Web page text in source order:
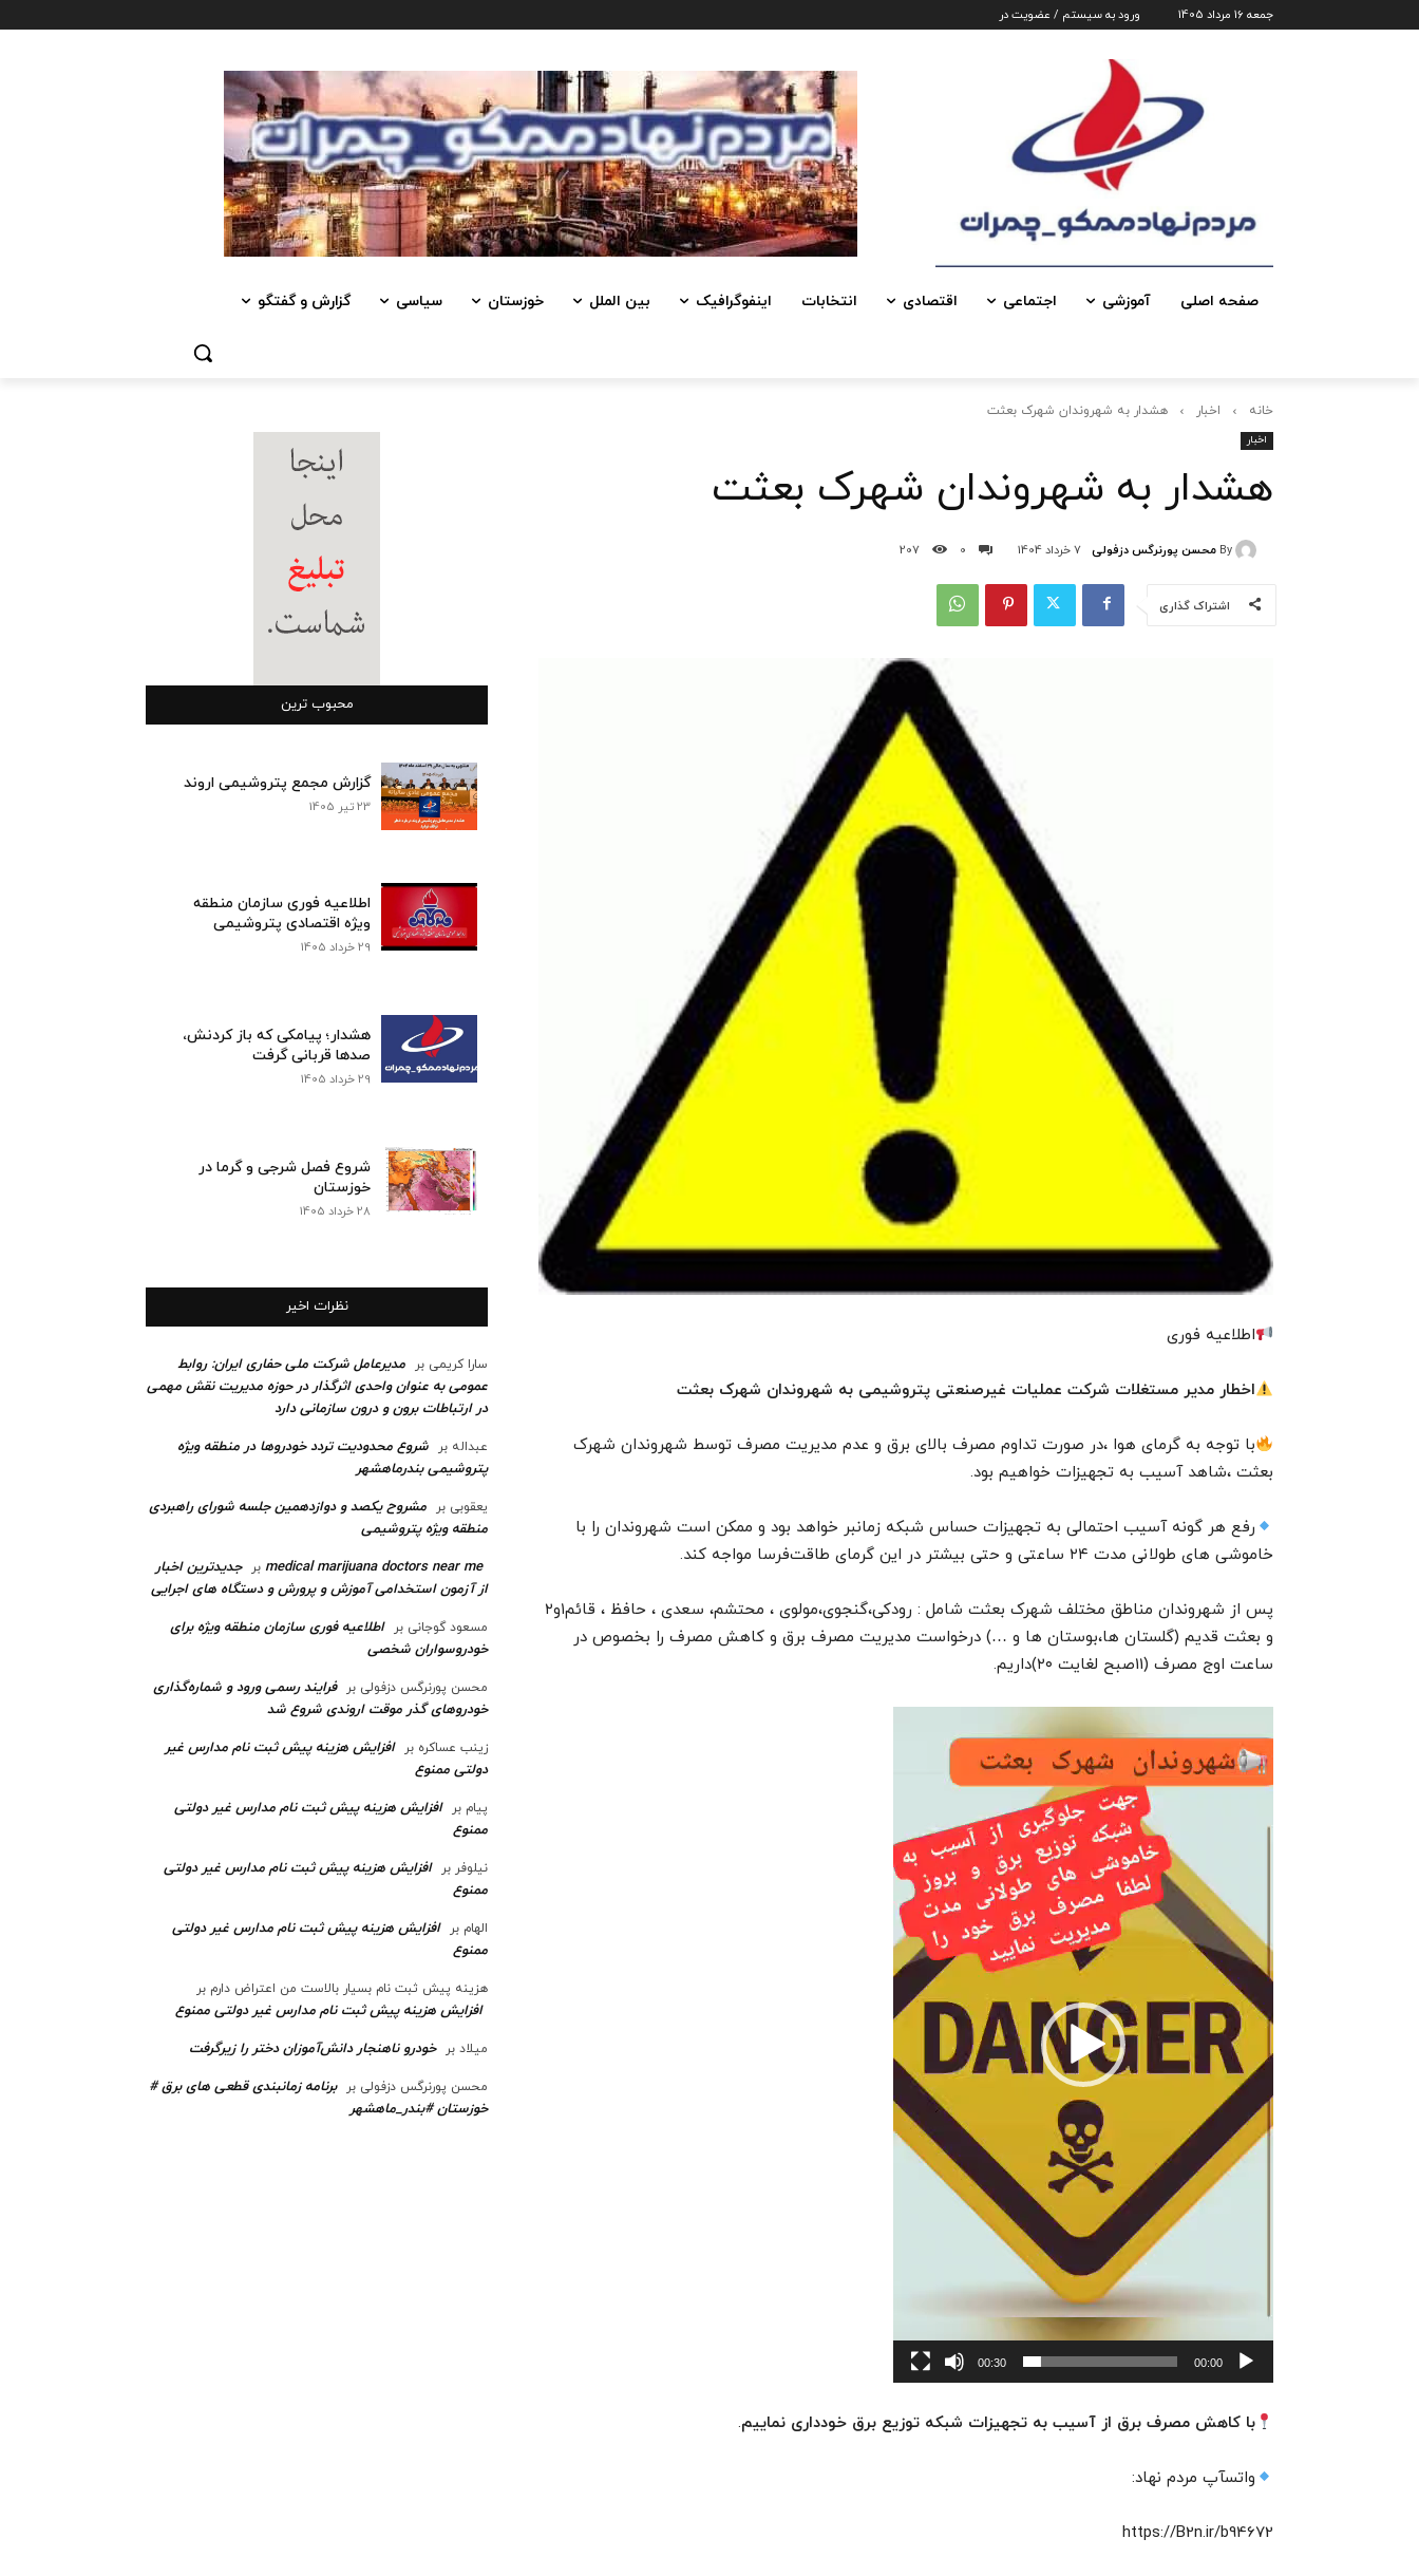
جمعه 16 مرداد 1405 ورود به سیستم / عضویت در
صفحه اصلی آموزشی اجتماعی اقتصادی انتخابات اینفوگرافیک بین الملل خوزستان سیاسی گزارش و گفتگو
خانه اخبار هشدار به شهروندان شهرک بعثت
اخبار
هشدار به شهروندان شهرک بعثت
By محسن پورنرگس دزفولی 7 خرداد 1404 0
207
اشتراک گذاری
اطلاعیه فوری
اخطار مدیر مستغلات شرکت عملیات غیرصنعتی پتروشیمی به شهروندان شهرک بعثت
با توجه به گرمای هوا ،در صورت تداوم مصرف بالای برق و عدم مدیریت مصرف توسط شهروندان شهرک
بعثت ،شاهد آسیب به تجهیزات خواهیم بود.
رفع هر گونه آسیب احتمالی به تجهیزات حساس شبکه زمانبر خواهد بود و ممکن است شهروندان را با
خاموشی های طولانی مدت ۲۴ ساعتی و حتی بیشتر در این گرمای طاقت‌فرسا مواجه کند.
پس از شهروندان مناطق مختلف شهرک بعثت شامل : رودکی،گنجوی،مولوی ، محتشم، سعدی ، حافظ ، قائم۱و۲
و بعثت قدیم (گلستان ها،بوستان ها و …) درخواست مدیریت مصرف برق و کاهش مصرف را بخصوص در
ساعت اوج مصرف (11صبح لغایت ۲۰)داریم.
م
ش
ی
د
و
00:00
00:30
با کاهش مصرف برق از آسیب به تجهیزات شبکه توزیع برق خودداری نماییم.
واتسآپ مردم نهاد:
https://B2n.ir/b94672
محبوب ترین
گزارش مجمع پتروشیمی اروند
23 تیر 1405
اطلاعیه فوری سازمان منطقه
ویژه اقتصادی پتروشیمی
29 خرداد 1405
هشدار؛ پیامکی که باز کردنش،
صدها قربانی گرفت
29 خرداد 1405
شروع فصل شرجی و گرما در
خوزستان
28 خرداد 1405
نظرات اخیر
سارا کریمی بر
مدیرعامل شرکت ملی حفاری ایران: روابط
عمومی به عنوان واحدی اثرگذار در حوزه مدیریت نقش مهمی
در ارتباطات برون و درون سازمانی دارد
عبداله بر
شروع محدودیت تردد خودروها در منطقه ویژه
پتروشیمی بندرماهشهر
یعقوبی بر
مشروح یکصد و دوازدهمین جلسه شورای راهبردی
منطقه ویژه پتروشیمی‌
medical marijuana doctors near me بر
جدیدترین اخبار
از آزمون استخدامی آموزش و پرورش و دستگاه های اجرایی
مسعود گوجانی بر
اطلاعیه فوری سازمان منطقه ویژه برای
خودروسواران شخصی
محسن پورنرگس دزفولی بر
فرایند رسمی ورود و شماره‌گذاری
خودرو‌های گذر موقت اروندی شروع شد
زینب عساکره بر
افزایش هزینه پیش ثبت نام مدارس غیر
دولتی ممنوع
پیام بر
افزایش هزینه پیش ثبت نام مدارس غیر دولتی
ممنوع
نیلوفر بر
افزایش هزینه پیش ثبت نام مدارس غیر دولتی
ممنوع
الهام بر
افزایش هزینه پیش ثبت نام مدارس غیر دولتی
ممنوع
هزینه پیش ثبت نام بسیار بالاست من اعتراض دارم بر
افزایش هزینه پیش ثبت نام مدارس غیر دولتی ممنوع
میلاد بر خودرو ناهنجار دانش‌آموزان دختر را زیرگرفت
محسن پورنرگس دزفولی بر
برنامه زمانبندی قطعی های برق #
خوزستان #بندر_ماهشهر